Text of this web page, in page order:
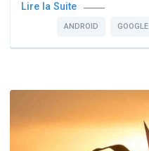
Lire la Suite
ANDROID GOOGLE